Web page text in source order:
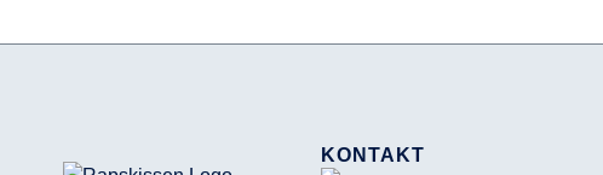
KONTAKT